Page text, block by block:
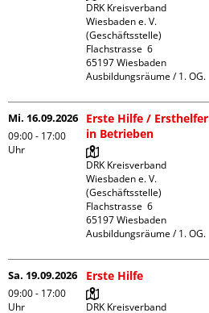
DRK Kreisverband
Wiesbaden e. V.
(Geschäftsstelle)
Flachstrasse  6
65197 Wiesbaden
Ausbildungsräume / 1. OG.
Mi. 16.09.2026
09:00 - 17:00
Uhr
Erste Hilfe / Ersthelfer
in Betrieben
DRK Kreisverband
Wiesbaden e. V.
(Geschäftsstelle)
Flachstrasse  6
65197 Wiesbaden
Ausbildungsräume / 1. OG.
Sa. 19.09.2026
09:00 - 17:00
Uhr
Erste Hilfe
DRK Kreisverband